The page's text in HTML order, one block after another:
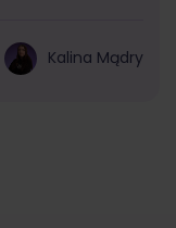
Kalina Mądry